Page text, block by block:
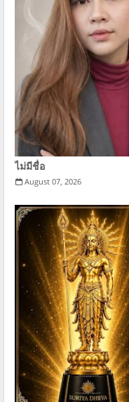
ไม่มีชื่อ
August 07, 2026